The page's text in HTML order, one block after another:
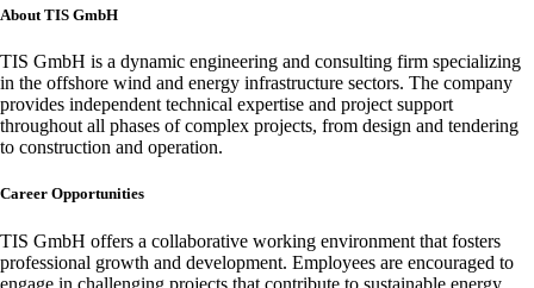
About TIS GmbH
TIS GmbH is a dynamic engineering and consulting firm specializing
in the offshore wind and energy infrastructure sectors. The company
provides independent technical expertise and project support
throughout all phases of complex projects, from design and tendering
to construction and operation.
Career Opportunities
TIS GmbH offers a collaborative working environment that fosters
professional growth and development. Employees are encouraged to
engage in challenging projects that contribute to sustainable energy